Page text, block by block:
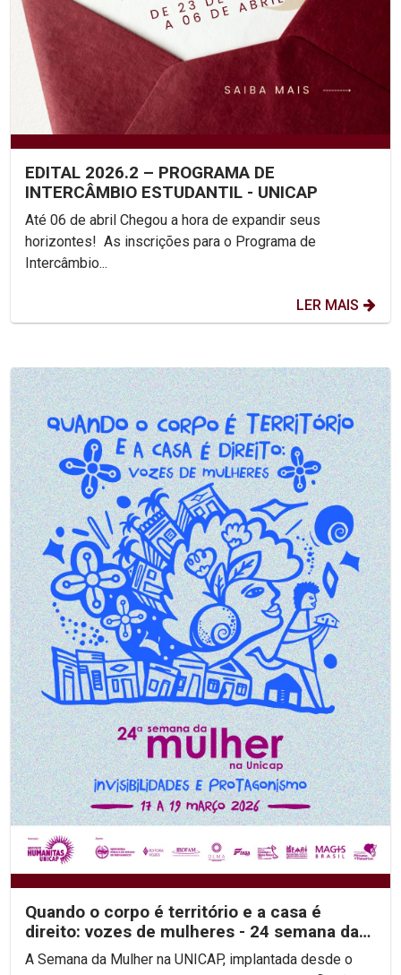
EDITAL 2026.2 – PROGRAMA DE
INTERCÂMBIO ESTUDANTIL - UNICAP
Até 06 de abril Chegou a hora de expandir seus
horizontes! As inscrições para o Programa de
Intercâmbio...
LER MAIS
Quando o corpo é território e a casa é
direito: vozes de mulheres - 24 semana da
mulher na unicap
A Semana da Mulher na UNICAP, implantada desde o